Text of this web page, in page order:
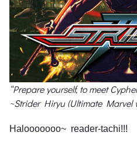
“Prepare yourself, to meet
~Strider Hiryu (Ultimate Marvel
Halooooooo~ reader-tachi!!!